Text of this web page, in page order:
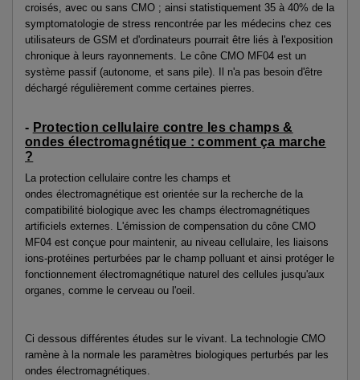
croisés, avec ou sans CMO ; ainsi statistiquement 35 à 40% de la
symptomatologie de stress rencontrée par les médecins chez ces
utilisateurs de GSM et d'ordinateurs pourrait être liés à l'exposition
chronique à leurs rayonnements. Le cône CMO MF04 est un
système passif (autonome, et sans pile). Il n'a pas besoin d'être
déchargé régulièrement comme certaines pierres.
- Protection cellulaire contre les champs &
ondes électromagnétique : comment ça marche
?
La protection cellulaire contre les champs et
ondes électromagnétique est orientée sur la recherche de la
compatibilité biologique avec les champs électromagnétiques
artificiels externes. L'émission de compensation du cône CMO
MF04 est conçue pour maintenir, au niveau cellulaire, les liaisons
ions-protéines perturbées par le champ polluant et ainsi protéger le
fonctionnement électromagnétique naturel des cellules jusqu'aux
organes, comme le cerveau ou l'oeil.
Ci dessous différentes études sur le vivant. La technologie CMO
ramène à la normale les paramètres biologiques perturbés par les
ondes électromagnétiques.